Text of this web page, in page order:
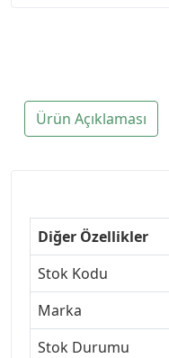
Ürün Açıklaması
Diğer Özellikler
Stok Kodu
Marka
Stok Durumu